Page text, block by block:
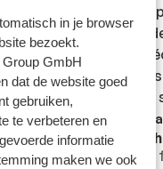
in je browser
bezoekt.
GmbH
dat de website goed
gebruiken,
te verbeteren en
informatie
maken we ook
, petit
coup
très
, petit
coup
très
Met